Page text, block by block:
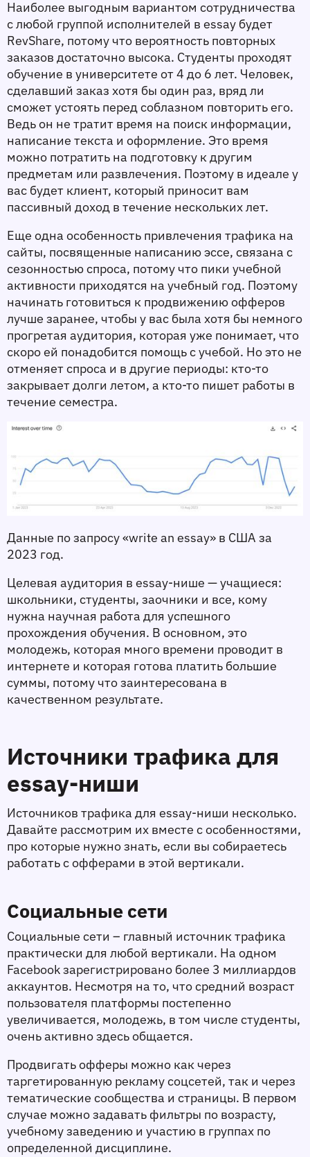
Наиболее выгодным вариантом сотрудничества
с любой группой исполнителей в essay будет
RevShare, потому что вероятность повторных
заказов достаточно высока. Студенты проходят
обучение в университете от 4 до 6 лет. Человек,
сделавший заказ хотя бы один раз, вряд ли
сможет устоять перед соблазном повторить его.
Ведь он не тратит время на поиск информации,
написание текста и оформление. Это время
можно потратить на подготовку к другим
предметам или развлечения. Поэтому в идеале у
вас будет клиент, который приносит вам
пассивный доход в течение нескольких лет.
Еще одна особенность привлечения трафика на
сайты, посвященные написанию эссе, связана с
сезонностью спроса, потому что пики учебной
активности приходятся на учебный год. Поэтому
начинать готовиться к продвижению офферов
лучше заранее, чтобы у вас была хотя бы немного
прогретая аудитория, которая уже понимает, что
скоро ей понадобится помощь с учебой. Но это не
отменяет спроса и в другие периоды: кто-то
закрывает долги летом, а кто-то пишет работы в
течение семестра.
Данные по запросу «write an essay» в США за
2023 год.
Целевая аудитория в essay-нише — учащиеся:
школьники, студенты, заочники и все, кому
нужна научная работа для успешного
прохождения обучения. В основном, это
молодежь, которая много времени проводит в
интернете и которая готова платить большие
суммы, потому что заинтересована в
качественном результате.
Источники трафика для
essay-ниши
Источников трафика для essay-ниши несколько.
Давайте рассмотрим их вместе с особенностями,
про которые нужно знать, если вы собираетесь
работать с офферами в этой вертикали.
Социальные сети
Социальные сети – главный источник трафика
практически для любой вертикали. На одном
Facebook зарегистрировано более 3 миллиардов
аккаунтов. Несмотря на то, что средний возраст
пользователя платформы постепенно
увеличивается, молодежь, в том числе студенты,
очень активно здесь общается.
Продвигать офферы можно как через
таргетированную рекламу соцсетей, так и через
тематические сообщества и страницы. В первом
случае можно задавать фильтры по возрасту,
учебному заведению и участию в группах по
определенной дисциплине.